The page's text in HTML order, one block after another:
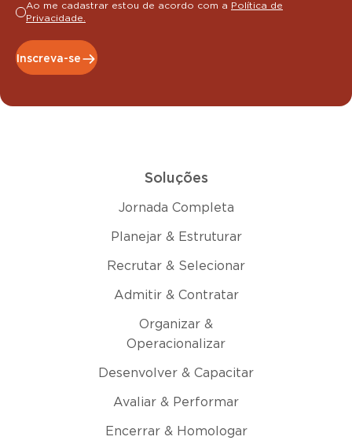
Ao me cadastrar estou de acordo com a Política de
Privacidade.
Inscreva-se
Soluções
Jornada Completa
Planejar & Estruturar
Recrutar & Selecionar
Admitir & Contratar
Organizar &
Operacionalizar
Desenvolver & Capacitar
Avaliar & Performar
Encerrar & Homologar